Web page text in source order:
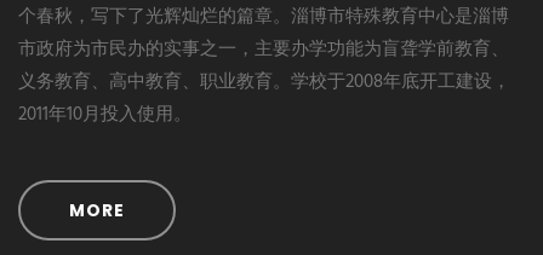
个春秋，写下了光辉灿烂的篇章。淄博市特殊教育中心是淄博
市政府为市民办的实事之一，主要办学功能为盲聋学前教育、
义务教育、高中教育、职业教育。学校于2008年底开工建设，
2011年10月投入使用。
MORE